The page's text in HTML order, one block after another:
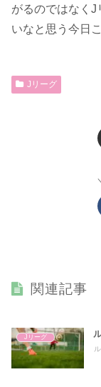
がるのではなくJ
いなと思う今日
Jリーグ
関連記事
Jリーグ